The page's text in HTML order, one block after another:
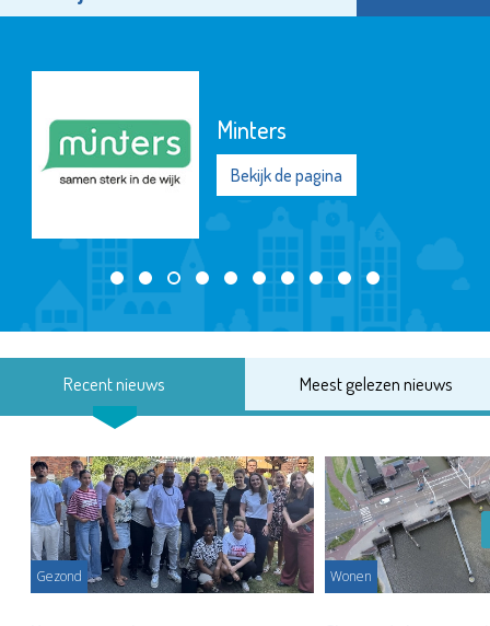
Minters
Bekijk de pagina
Recent nieuws Meest gelezen nieuws
Gezond Wonen